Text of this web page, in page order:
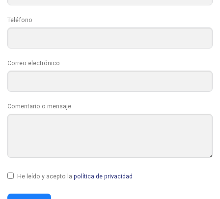
Teléfono
Correo electrónico
Comentario o mensaje
He leído y acepto la política de privacidad